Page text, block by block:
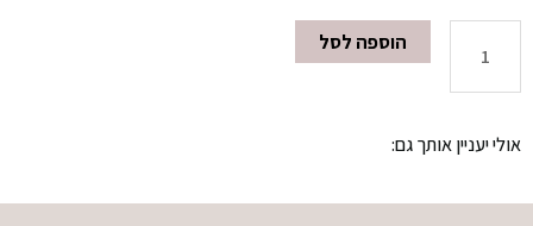
כמות הוספה לסל
אולי יעניין אותך גם: